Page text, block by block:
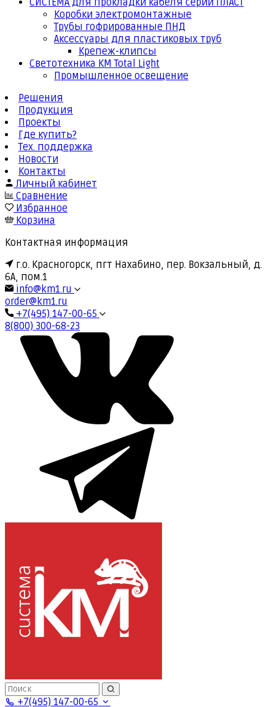
СИСТЕМА для прокладки кабеля серии ПЛАСТ
Коробки электромонтажные
Трубы гофрированные ПНД
Аксессуары для пластиковых труб
Крепеж-клипсы
Светотехника КМ Total Light
Промышленное освещение
Решения
Продукция
Проекты
Где купить?
Тех. поддержка
Новости
Контакты
Личный кабинет
Сравнение
Избранное
Корзина
Контактная информация
г.о. Красногорск, пгт Нахабино, пер. Вокзальный, д.
6А, пом.1
info@km1.ru
order@km1.ru
+7(495) 147-00-65
8(800) 300-68-23
+7(495) 147-00-65